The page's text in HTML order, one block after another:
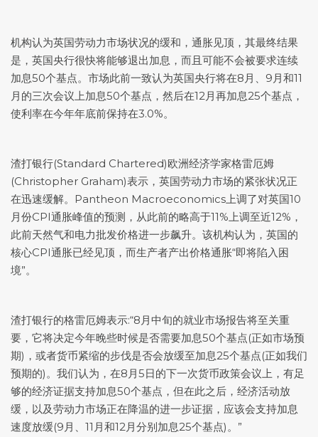
机构认为英国劳动力市场状况的缓和，通胀见顶，其最终结果
是，英国央行很快将能够退出加息，而且可能不会被要求连续
加息50个基点。市场此前一致认为英国央行将在8月、9月和11
月的三次会议上加息50个基点，然后在12月再加息25个基点，
使利率在今年年底前保持在3.0%。
渣打银行(Standard Chartered)欧洲经济学家格雷厄姆
(Christopher Graham)表示，英国劳动力市场的紧张状况正
在迅速缓解。Pantheon Macroeconomics上调了对英国10
月份CPI通胀峰值的预测，从此前的略高于11%上调至近12%，
此前天然气和电力批发价格进一步飙升。该机构认为，英国的
核心CPI通胀已经见顶，而生产者产出价格通胀“即将陷入困
境”。
渣打银行的格雷厄姆表示:“8月中旬的就业市场报告将至关重
要，它将决定今年晚些时候是否需要加息50个基点(正如市场预
期)，或者货币紧缩的步伐是否会放缓至加息25个基点(正如我们
预期的)。我们认为，在8月5日的下一次货币政策会议上，有足
够的经济证据支持加息50个基点，但在此之后，经济活动放
缓，以及劳动力市场正在降温的进一步证据，应该会支持加息
速度放缓(9月、11月和12月分别加息25个基点)。”